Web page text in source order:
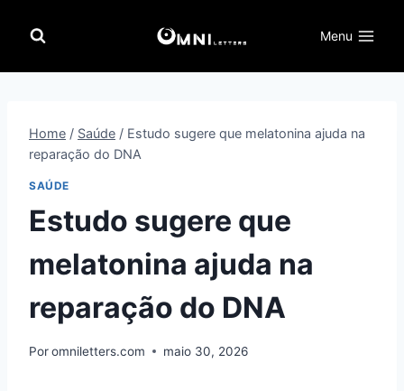
para
Menu
Home / Saúde / Estudo sugere que melatonina ajuda na
reparação do DNA
SAÚDE
Estudo sugere que
melatonina ajuda na
reparação do DNA
Poromniletters.com maio 30, 2026